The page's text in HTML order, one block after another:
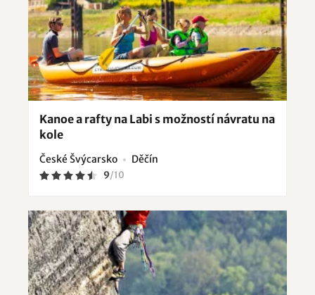
Kanoe a rafty na Labi s možností návratu na
kole
České Švýcarsko Děčín
9/10